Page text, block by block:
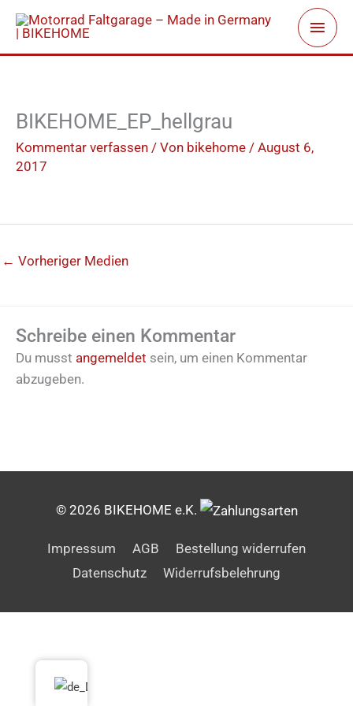
Zum
Inhalt
springen
BIKEHOME_EP_hellgrau
Kommentar verfassen / Von bikehome / August 6,
2017
← Vorheriger Medien
Schreibe einen Kommentar
Du musst angemeldet sein, um einen Kommentar
abzugeben.
© 2026 BIKEHOME e.K.
Impressum AGB
Bestellung widerrufen
Datenschutz
Widerrufsbelehrung